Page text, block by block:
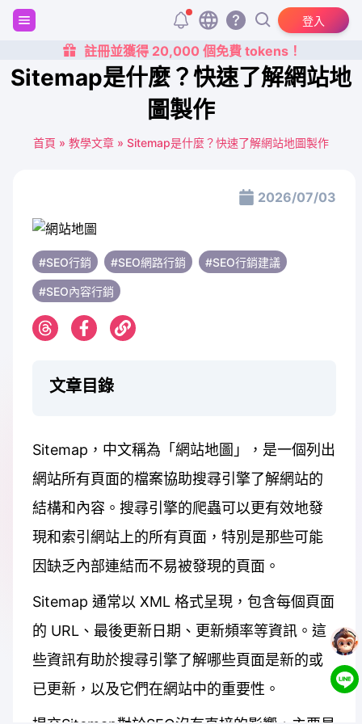
登入
註冊並獲得 20,000 個免費 tokens！
Sitemap是什麼？快速了解網站地
圖製作
首頁 » 教學文章 » Sitemap是什麼？快速了解網站地圖製作
2026/07/03
#SEO行銷 #SEO網路行銷 #SEO行銷建議
#SEO內容行銷
文章目錄
Sitemap，中文稱為「網站地圖」，是一個列出
網站所有頁面的檔案協助搜尋引擎了解網站的
結構和內容。搜尋引擎的爬蟲可以更有效地發
現和索引網站上的所有頁面，特別是那些可能
因缺乏內部連結而不易被發現的頁面。
Sitemap 通常以 XML 格式呈現，包含每個頁面
的 URL、最後更新日期、更新頻率等資訊。這
些資訊有助於搜尋引擎了解哪些頁面是新的或
已更新，以及它們在網站中的重要性。